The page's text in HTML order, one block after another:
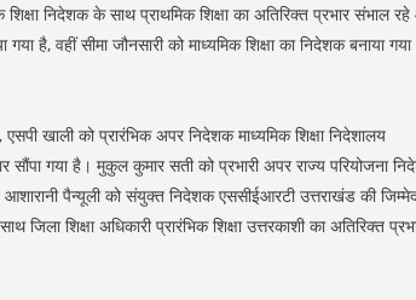
शिक्षा निदेशक के साथ प्राथमिक शिक्षा का अतिरिक्त प्रभार संभाल
है, वहीं सीमा जौनसारी को माध्यमिक शिक्षा का निदेशक बनाया
एसपी खाली को प्रारंभिक अपर निदेशक माध्यमिक शिक्षा निदेशालय
सौंपा गया है। मुकुल कुमार सती को प्रभारी अपर राज्य परियोजना
पैन्यूली को संयुक्त निदेशक एससीईआरटी उत्तराखंड की
शिक्षा अधिकारी प्रारंभिक शिक्षा उत्तरकाशी का अतिरिक्त